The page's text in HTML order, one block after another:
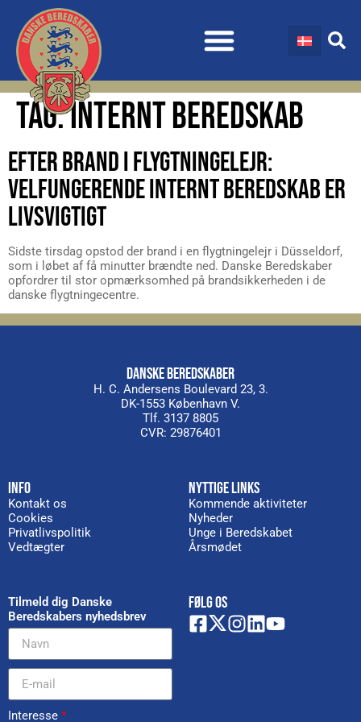
TAG:INTERNT BEREDSKAB
EFTER BRAND I FLYGTNINGELEJR:
VELFUNGERENDE INTERNT BEREDSKAB ER
LIVSVIGTIGT
Sidste tirsdag opstod der brand i en flygtningelejr i Düsseldorf,
som i løbet af få minutter brændte ned. Danske Beredskaber
opfordrer til stor opmærksomhed på brandsikkerheden i de
danske flygtningecentre.
DANSKE BEREDSKABER
H. C. Andersens Boulevard 23, 3.
DK-1553 København V.
Tlf. 3137 8805
CVR: 29876401
INFO
Kontakt os
Cookies
Privatlivspolitik
Vedtægter
NYTTIGE LINKS
Kommende aktiviteter
Nyheder
Unge i Beredskabet
Årsmødet
Tilmeld dig Danske
Beredskabers nyhedsbrev
Interesse *
FØLG OS